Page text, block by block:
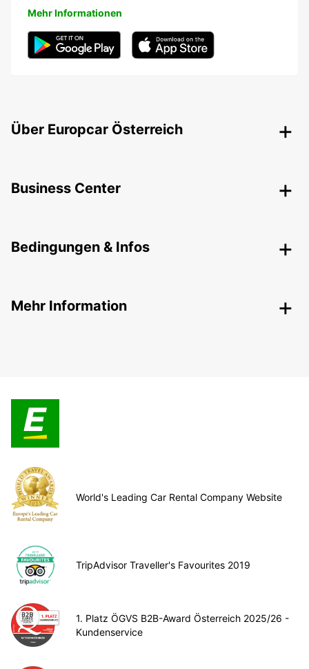
Mehr Informationen
Über Europcar Österreich
Business Center
Bedingungen & Infos
Mehr Information
World's Leading Car Rental Company Website
TripAdvisor Traveller's Favourites 2019
1. Platz ÖGVS B2B-Award Österreich 2025/26 -
Kundenservice